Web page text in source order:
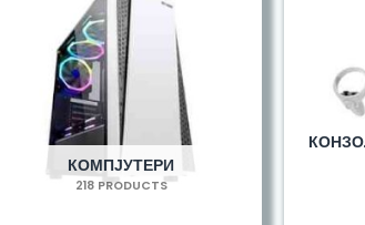
КОМПЈУТЕРИ
218 PRODUCTS